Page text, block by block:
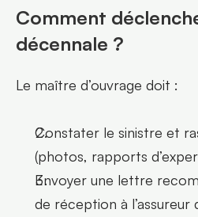
Comment
décennale ?
Le maître d’ouvrage doit :
Constater le sinistre et
(photos, rapports
Envoyer une lettre
de réception à